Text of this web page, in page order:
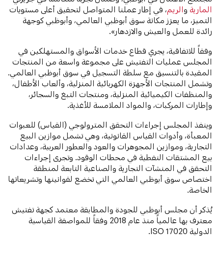
الماريةوالريم، في إطار عملنا المتواصل لتحقيق أعلى مستويات
التميز، ما يعزز مكانة سوق أبوظبي العالمي، وأبوظبي كوجهة
رائدة للعمل والعيش والازدهار».
وفقاً للاتفاقية، يجري قطاع خدمات الأسواق والمستهلكين في
المجلس عمليات التفتيش على مجموعة واسعة من المنتجات
المقيدة بالتنسيق مع سلطة التسجيل في سوق أبوظبي العالمي.
وتشمل المنتجات الأجهزة الكهربائية المنزلية، وألعاب الأطفال،
والمنظفات الكيميائية المنزلية، ومنتجات التبغ والسجائر،
وإطارات المركبات، والمواد الملامسة للأغذية.
وينفذ المجلس إجراءات التحقق المترولوجي (القياس) للعبوات
المعبأة، وأدوات القياس القانونية، وهي تشمل موازين البيع
التجارية، وموازين المجوهرات والعود والعطور العربية، وعدادات
بيع المشتقات النفطية في محطات الوقود. وتجرى إجراءات
التحقق في المنشآت التجارية والصناعية التابعة لمنطقة
اختصاص سوق أبوظبي العالمي التي تخضع لقوانينها وتشريعاتها
الخاصة.
يُذكر أن مجلس أبوظبي للجودة والمطابقة معتمد كجهة تفتيش
معترف بها عالمياً منذ عام 2018 وفقاً للمواصفة القياسية
الدولية ISO 17020.